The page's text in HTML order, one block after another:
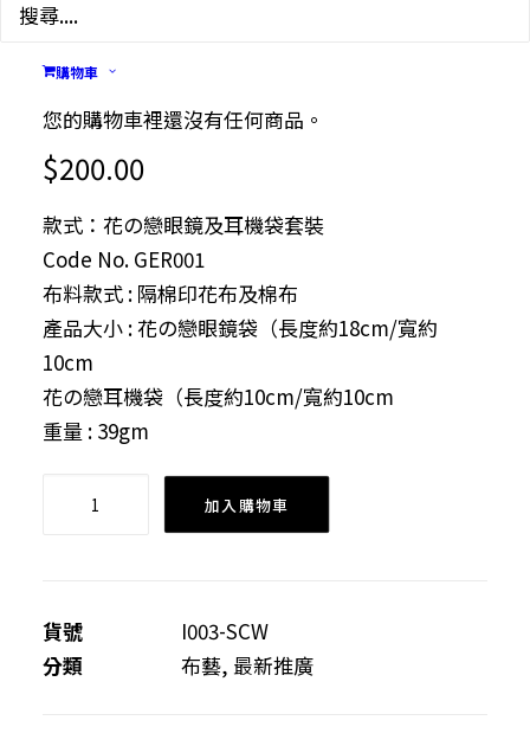
購物車
您的購物車裡還沒有任何商品。
花の戀眼鏡及耳機袋套
裝 (母親節精選)
$200.00
款式：花の戀眼鏡及耳機袋套裝
Code No. GER001
布料款式 : 隔棉印花布及棉布
產品大小 : 花の戀眼鏡袋（長度約18cm/寬約
10cm
花の戀耳機袋（長度約10cm/寬約10cm
重量 : 39gm
鏡
及
加入購物車
貨號
I003-SCW
分類
布藝, 最新推廣